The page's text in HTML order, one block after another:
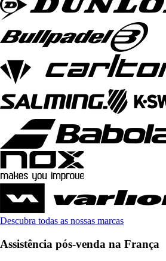
Descubra todas as nossas marcas
Assistência pós-venda na França